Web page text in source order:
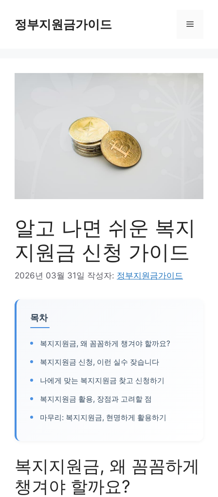
정부지원금가이드 메
알고 나면 쉬운 복지
지원금 신청 가이드
2026년 03월 31일 작성자: 정부지원금가이드
목차
복지지원금, 왜 꼼꼼하게 챙겨야 할까요?
복지지원금 신청, 이런 실수 잦습니다
나에게 맞는 복지지원금 찾고 신청하기
복지지원금 활용, 장점과 고려할 점
마무리: 복지지원금, 현명하게 활용하기
복지지원금, 왜 꼼꼼하게
챙겨야 할까요?